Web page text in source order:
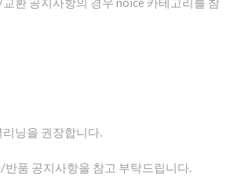
닝을 권장합니다.
반품 공지사항을 참고 부탁드립니다.